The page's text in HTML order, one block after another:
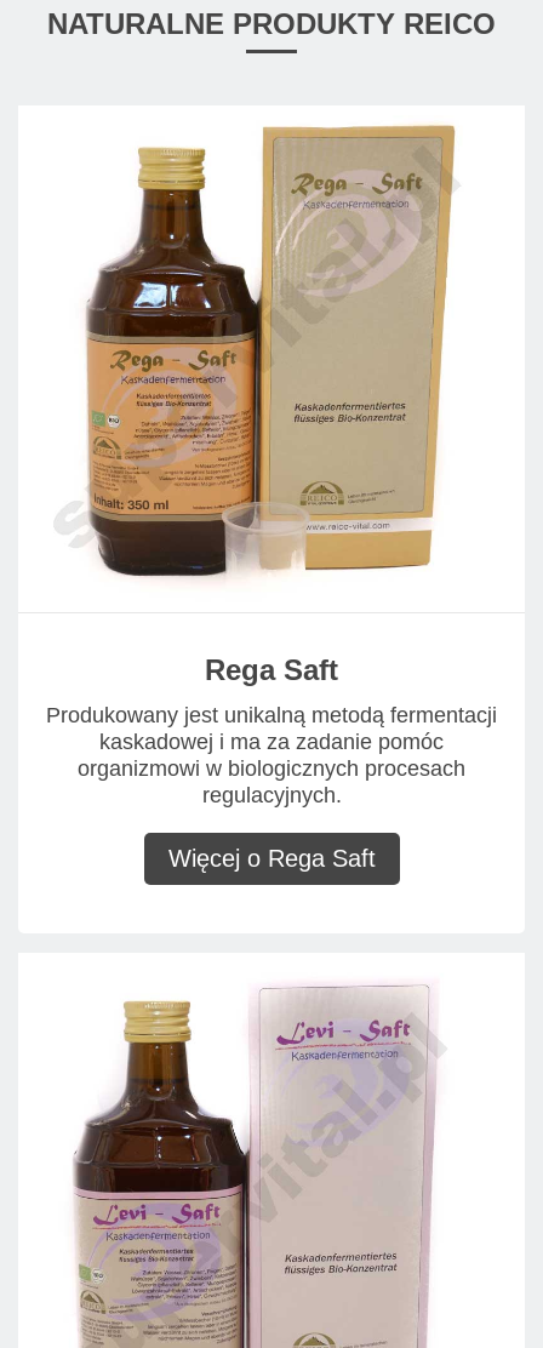
NATURALNE PRODUKTY REICO
Rega Saft
Produkowany jest unikalną metodą fermentacji
kaskadowej i ma za zadanie pomóc
organizmowi w biologicznych procesach
regulacyjnych.
Więcej o Rega Saft